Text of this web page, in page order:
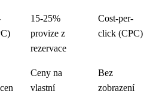
15-25%
provize z
rezervace
Cost-per-
click (CPC)
Ceny na
vlastní
Bez
zobrazení